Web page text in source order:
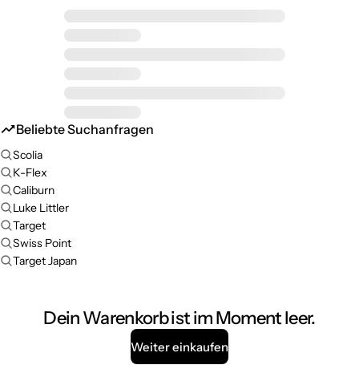
Beliebte Suchanfragen
Scolia
K-Flex
Caliburn
Luke Littler
Target
Swiss Point
Target Japan
Dein Warenkorb ist im Moment leer.
Weiter einkaufen